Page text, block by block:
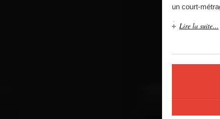
un court-
Lire la suite…